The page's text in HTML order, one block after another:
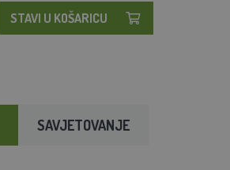
STAVI U KOŠARICU
SAVJETOVANJE